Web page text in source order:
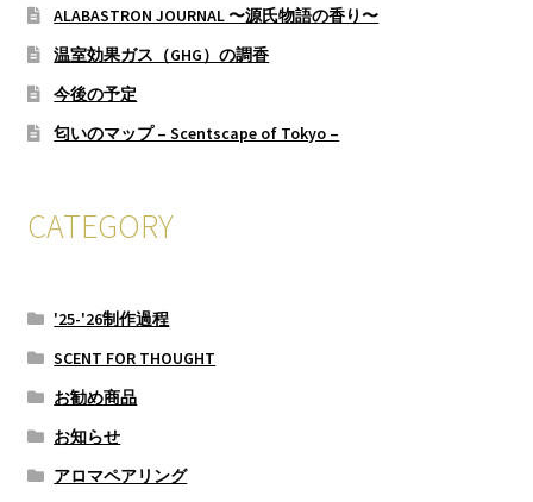
ALABASTRON JOURNAL 〜源氏物語の香り〜
温室効果ガス（GHG）の調香
今後の予定
匂いのマップ – Scentscape of Tokyo –
CATEGORY
'25-'26制作過程
SCENT FOR THOUGHT
お勧め商品
お知らせ
アロマペアリング